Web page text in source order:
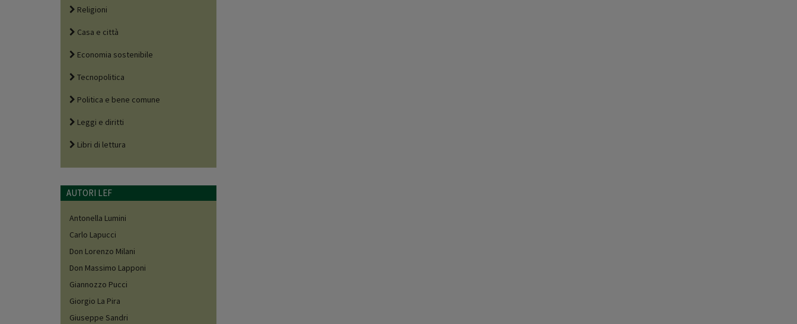
Religioni
Casa e città
Economia sostenibile
Tecnopolitica
Politica e bene comune
Leggi e diritti
Libri di lettura
AUTORI LEF
Antonella Lumini
Carlo Lapucci
Don Lorenzo Milani
Don Massimo Lapponi
Giannozzo Pucci
Giorgio La Pira
Giuseppe Sandri